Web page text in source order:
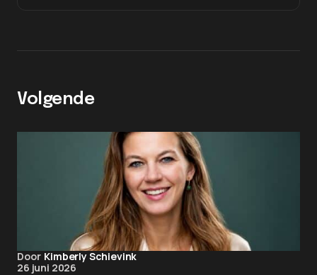
Volgende
Door Kimberly Schievink
26 juni 2026